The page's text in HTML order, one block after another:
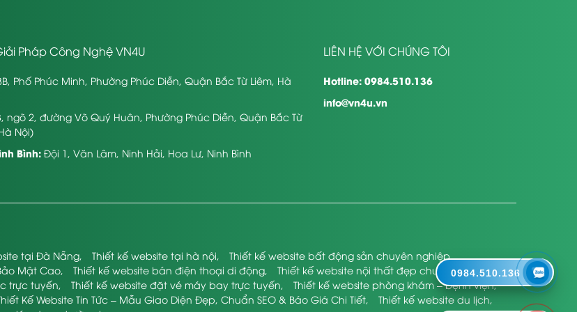
Pháp Công Nghệ VN4U
Phố Phúc Minh, Phường Phúc Diễn, Quận Bắc Từ Liêm, Hà
ngõ 2, đường Võ Quý Huân, Phường Phúc Diễn, Quận Bắc Từ
Nội)
Bình:Đội 1, Văn Lâm, Ninh Hải, Hoa Lư, Ninh Bình
LIÊN HỆ VỚI CHÚNG TÔI
Hotline: 0984.510.136
info@vn4u.vn
tại Đà Nẵng, Thiết kế website tại hà nội, Thiết kế website bất động sản chuyên nghiệp,
Mật Cao, Thiết kế website bán điện thoại di động, Thiết kế website nội thất đẹp chuyên nghiệp,
trực tuyến, Thiết kế website đặt vé máy bay trực tuyến, Thiết kế website phòng khám – bệnh viện,
Kế Website Tin Tức – Mẫu Giao Diện Đẹp, Chuẩn SEO & Báo Giá Chi Tiết, Thiết kế website du lịch,
0984.510.136